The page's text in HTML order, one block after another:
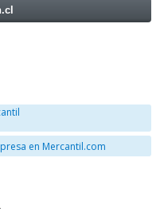
en Mercantil.com